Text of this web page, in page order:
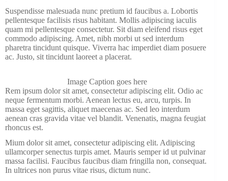
Suspendisse malesuada nunc pretium id faucibus a. Lobortis
pellentesque facilisis risus habitant. Mollis adipiscing iaculis
quam mi pellentesque consectetur. Sit diam eleifend risus eget
commodo adipiscing. Amet, nibh morbi ut sed interdum
pharetra tincidunt quisque. Viverra hac imperdiet diam posuere
ac. Justo, sit tincidunt laoreet a placerat.
Image Caption goes here
Rem ipsum dolor sit amet, consectetur adipiscing elit. Odio ac
neque fermentum morbi. Aenean lectus eu, arcu, turpis. In
massa eget sagittis, aliquet maecenas ac. Sed leo interdum
aenean cras gravida vitae vel blandit. Venenatis, magna feugiat
rhoncus est.
Mium dolor sit amet, consectetur adipiscing elit. Adipiscing
ullamcorper senectus turpis amet. Mauris semper id ut pulvinar
massa facilisi. Faucibus faucibus diam fringilla non, consequat.
In ultrices non purus vitae risus, dictum nunc.